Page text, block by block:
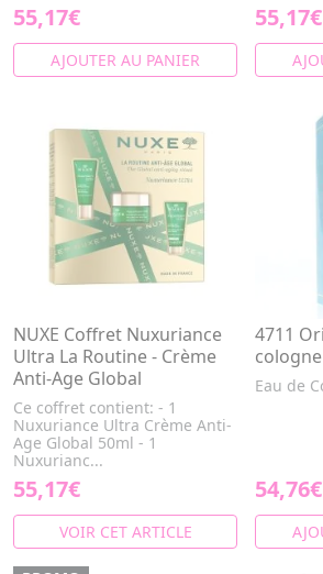
55,17€
AJOUTER AU PANIER
55,17€
NUXE Coffret Nuxuriance
Ultra La Routine - Crème
Anti-Age Global
Ce coffret contient: - 1
Nuxuriance Ultra Crème Anti-
Age Global 50ml - 1
Nuxurianc...
55,17€
VOIR CET ARTICLE
4711
Eau de
54,76€